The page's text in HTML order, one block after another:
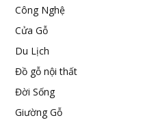
Công Nghệ
Cửa Gỗ
Du Lịch
Đồ gỗ nội thất
Đời Sống
Giường Gỗ